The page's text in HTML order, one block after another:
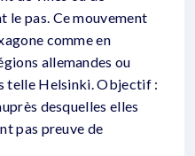
le pas. Ce mouvement
comme en
allemandes ou
telle Helsinki. Objectif :
desquelles elles
pas preuve de